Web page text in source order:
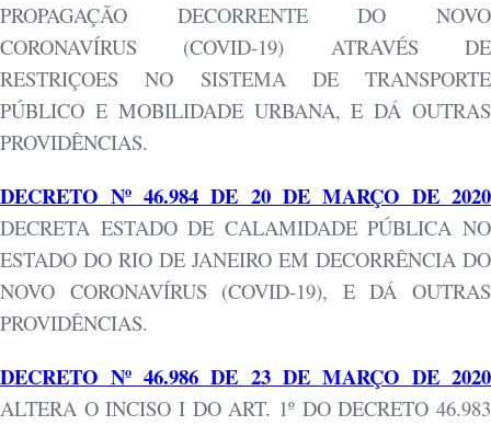
PROPAGAÇÃO DECORRENTE DO NOVO
CORONAVÍRUS (COVID-19) ATRAVÉS DE
RESTRIÇOES NO SISTEMA DE TRANSPORTE
PÚBLICO E MOBILIDADE URBANA, E DÁ OUTRAS
PROVIDÊNCIAS.
DECRETO Nº 46.984 DE 20 DE MARÇO DE 2020
DECRETA ESTADO DE CALAMIDADE PÚBLICA NO
ESTADO DO RIO DE JANEIRO EM DECORRÊNCIA DO
NOVO CORONAVÍRUS (COVID-19), E DÁ OUTRAS
PROVIDÊNCIAS.
DECRETO Nº 46.986 DE 23 DE MARÇO DE 2020
ALTERA O INCISO I DO ART. 1º DO DECRETO 46.983